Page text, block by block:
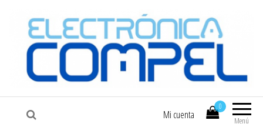
COMPEL Electrónica COMPEL
Menú
0
Mi cuenta